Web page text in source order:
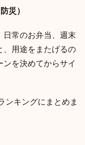
災）
常のお弁当、週末
、用途をまたげるの
を決めてからサイ
ンキングにまとめま